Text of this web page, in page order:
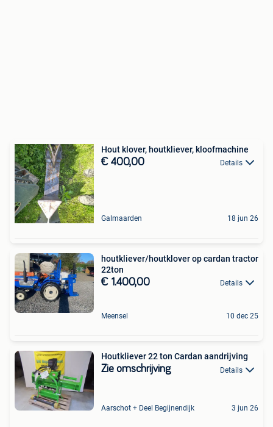
Hout klover, houtkliever, kloofmachine
€ 400,00 Details
Galmaarden 18 jun 26
houtkliever/houtklover op cardan tractor
22ton
€ 1.400,00 Details
Meensel 10 dec 25
Houtkliever 22 ton Cardan aandrijving
Zie omschrijving Details
Aarschot + Deel Begijnendijk 3 jun 26